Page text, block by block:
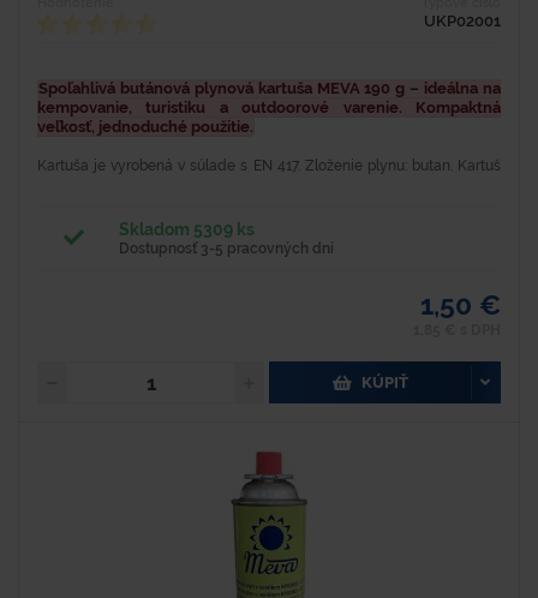
UKP02001
Spoľahlivá butánová plynová kartuša MEVA 190 g – ideálna na
kempovanie, turistiku a outdoorové varenie. Kompaktná
veľkosť, jednoduché použitie.
Kartuša je vyrobená v súlade s EN 417. Zloženie plynu: butan. Kartuš
Skladom 5309 ks
Dostupnosť 3-5 pracovných dní
1,50 €
KÚPIŤ